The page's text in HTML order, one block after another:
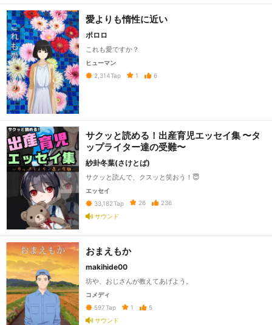
愛よりも惰性に近い
ポロロ
これも愛ですか？
ヒューマン
2,314Tap 1 6
サクッと読める！出産育児エッセイ集 〜タ
ップライター達の受難〜
紗卦冬葉(さけとば)
サクッと読んで、クスッと笑おう！😇
エッセイ
33,182 Tap 26
236
サウンド
おまえもか
makihide00
坊や、おじさんが教えてあげよう。
コメディ
597 Tap 1
5
サウンド